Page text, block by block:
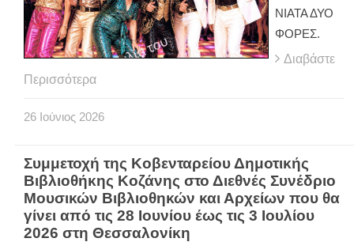
ΝΙΑΤΑ ΔΥΟ
ΦΟΡΕΣ.
Διαβάστε
Περισσότερα
26 Ιούνιος 2026
Συμμετοχή της Κοβενταρείου Δημοτικής
Βιβλιοθήκης Κοζάνης στο Διεθνές Συνέδριο
Μουσικών Βιβλιοθηκών και Αρχείων που θα
γίνει από τις 28 Ιουνίου έως τις 3 Ιουλίου
2026 στη Θεσσαλονίκη